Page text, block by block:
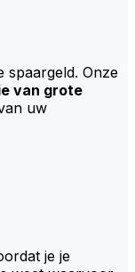
spaargeld. Onze
van grote
uw
je je